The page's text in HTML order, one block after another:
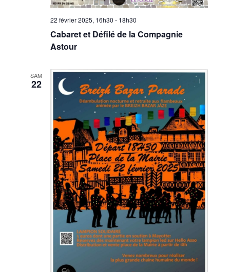
22 février 2025, 16h30 - 18h30
Cabaret et Défilé de la Compagnie
Astour
SAM
22